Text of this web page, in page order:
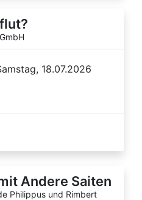
18.07.2026
Andere Saiten
Philippus und Rimbert